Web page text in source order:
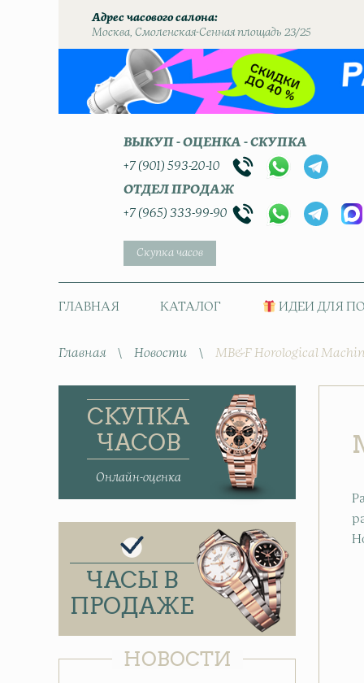
Адрес часового салона
Москва, Смоленская-Сенная площадь 23/25
ВЫКУП - ОЦЕНКА - СКУПКА
+7 (901) 593-20-10
ОТДЕЛ ПРОДАЖ
+7 (965) 333-99-90
Скупка часов
ГЛАВНАЯ КАТАЛОГ ИДЕИ ДЛЯ
Главная \ Новости \ MB&F Horological
СКУПКА
ЧАСОВ
Онлайн-оценка
ЧАСЫ В
ПРОДАЖЕ
НОВОСТИ